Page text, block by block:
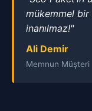
mükemmel
inanılmaz!"
Ali Demir
Memnun Müşteri